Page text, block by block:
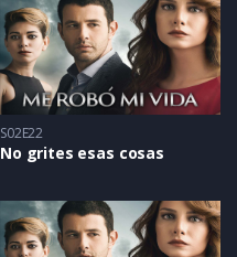
S02E22
No grites esas cosas